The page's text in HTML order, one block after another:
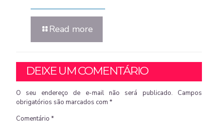
Read more
DEIXE UM COMENTÁRIO
O seu endereço de e-mail não será publicado.
Campos
obrigatórios são marcados com *
Comentário *